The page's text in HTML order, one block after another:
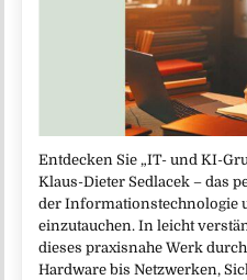
Entdecken Sie „IT- und KI-
Klaus-Dieter Sedlacek – das
der Informationstechnologie
einzutauchen. In leicht
dieses praxisnahe Werk
Hardware bis Netzwerken,